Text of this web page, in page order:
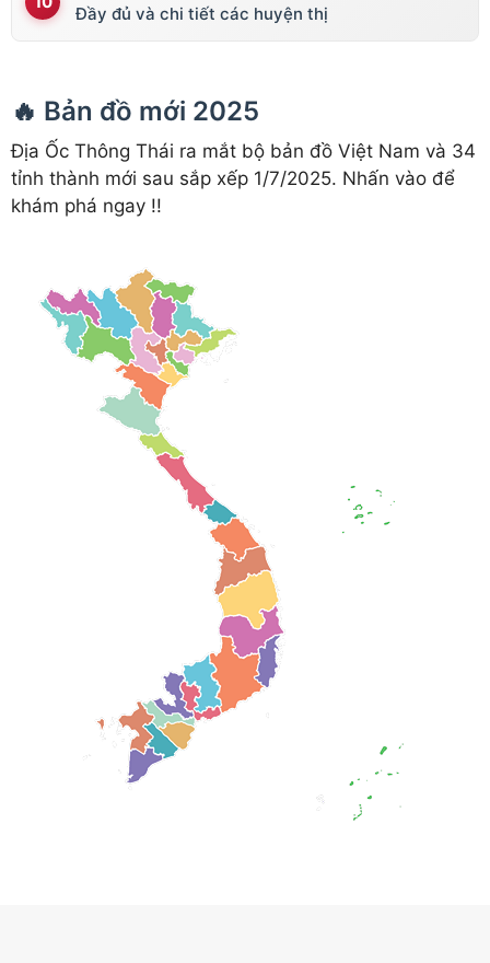
Đầy đủ và chi tiết các huyện thị
🔥 Bản đồ mới 2025
Địa Ốc Thông Thái ra mắt bộ bản đồ Việt Nam và 34
tỉnh thành mới sau sắp xếp 1/7/2025. Nhấn vào để
khám phá ngay !!